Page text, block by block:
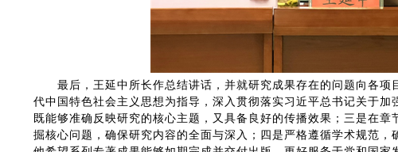
最后，王延中所长作总结讲话，并就研究成果存在的问题向各项
代中国特色社会主义思想为指导，深入贯彻落实习近平总书记关于
既能够准确反映研究的核心主题，又具备良好的传播效果；三是在
掘核心问题，确保研究内容的全面与深入；四是严格遵循学术规范，